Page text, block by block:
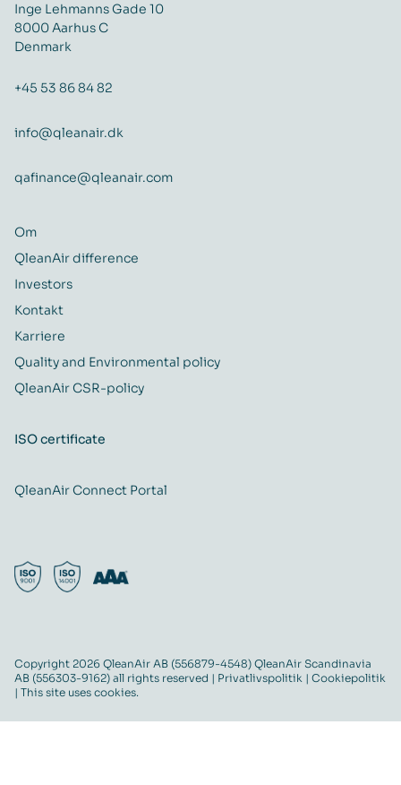
Inge Lehmanns Gade 10
8000 Aarhus C
Denmark
+45 53 86 84 82
info@qleanair.dk
qafinance@qleanair.com
Om
QleanAir difference
Investors
Kontakt
Karriere
Quality and Environmental policy
QleanAir CSR-policy
ISO certificate
QleanAir Connect Portal
Copyright 2026 QleanAir AB (556879-4548) QleanAir Scandinavia
AB (556303-9162) all rights reserved | Privatlivspolitik | Cookiepolitik
| This site uses cookies.